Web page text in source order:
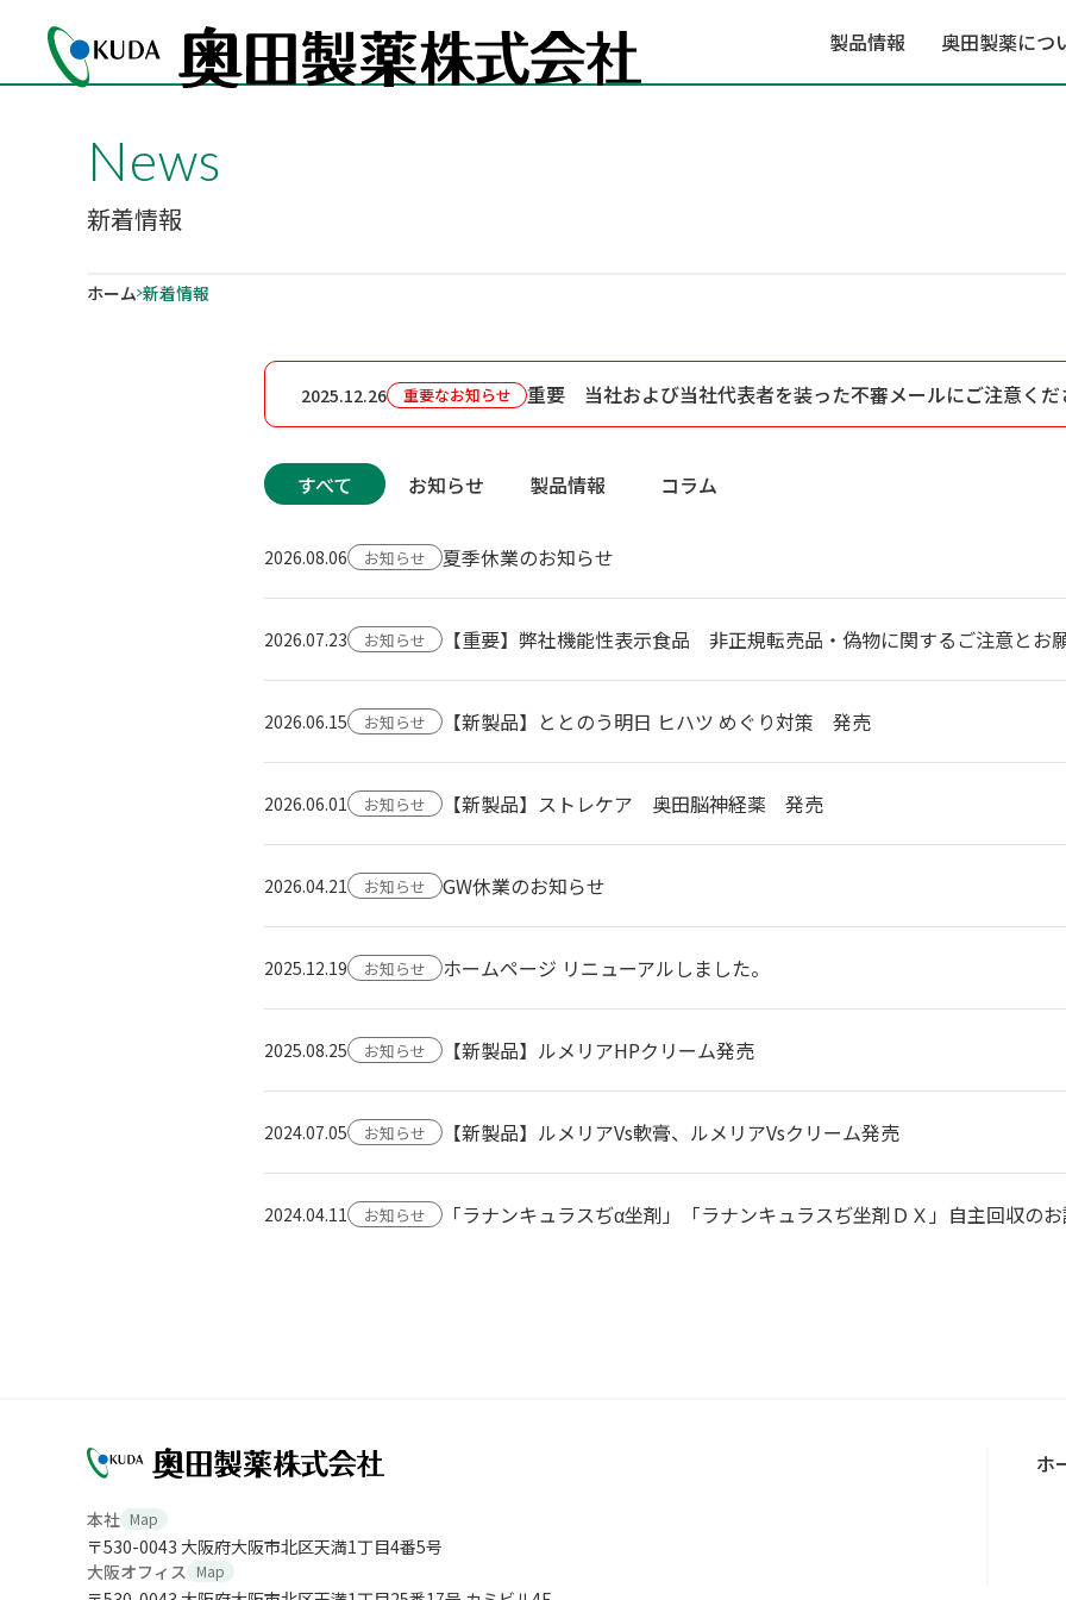
製品情報 奥田製薬につ
News
新着情報
ホーム 新着情報
2025.12.26 重要なお知らせ 重要 当社および当社代表者を装った不審メールにご注意くだ
すべて お知らせ 製品情報 コラム
2026.08.06 お知らせ 夏季休業のお知らせ
2026.07.23 お知らせ 【重要】弊社機能性表示食品 非正規転売品・偽物に関するご注意とお
2026.06.15 お知らせ 【新製品】ととのう明日 ヒハツ めぐり対策 発売
2026.06.01 お知らせ 【新製品】ストレケア 奥田脳神経薬 発売
2026.04.21 お知らせ GW休業のお知らせ
2025.12.19 お知らせ ホームページ リニューアルしました。
2025.08.25 お知らせ 【新製品】ルメリアHPクリーム発売
2024.07.05 お知らせ 【新製品】ルメリアVs軟膏、ルメリアVsクリーム発売
2024.04.11 お知らせ 「ラナンキュラスぢα坐剤」「ラナンキュラスぢ坐剤ＤＸ」自主回収の
本社 Map
〒530-0043 大阪府大阪市北区天満1丁目4番5号
大阪オフィス Map
ホ